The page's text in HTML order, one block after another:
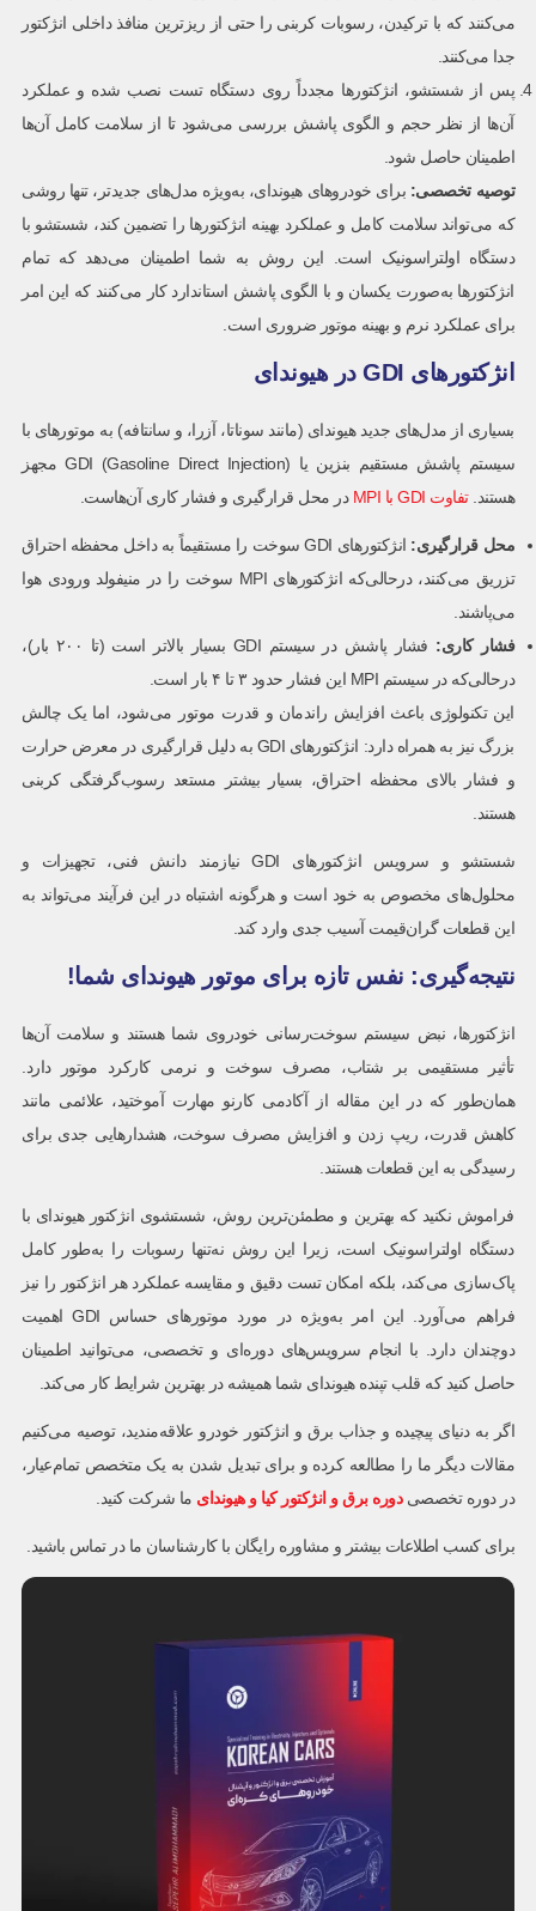
می‌کنند که با ترکیدن، رسوبات کربنی را حتی از ریزترین منافذ داخلی انژکتور
جدا می‌کنند.
پس از شستشو، انژکتورها مجدداً روی دستگاه تست نصب شده و عملکرد
آن‌ها از نظر حجم و الگوی پاشش بررسی می‌شود تا از سلامت کامل آن‌ها
اطمینان حاصل شود.
توصیه تخصصی: برای خودروهای هیوندای، به‌ویژه مدل‌های جدیدتر، تنها روشی
که می‌تواند سلامت کامل و عملکرد بهینه انژکتورها را تضمین کند، شستشو با
دستگاه اولتراسونیک است. این روش به شما اطمینان می‌دهد که تمام
انژکتورها به‌صورت یکسان و با الگوی پاشش استاندارد کار می‌کنند که این امر
برای عملکرد نرم و بهینه موتور ضروری است.
انژکتورهای GDI در هیوندای
بسیاری از مدل‌های جدید هیوندای (مانند سوناتا، آزرا، و سانتافه) به موتورهای با
سیستم پاشش مستقیم بنزین یا GDI (Gasoline Direct Injection) مجهز
هستند.تفاوت GDI با MPI در محل قرارگیری و فشار کاری آن‌هاست.
محل قرارگیری:
انژکتورهای GDI سوخت را مستقیماً به داخل محفظه احتراق
تزریق می‌کنند، درحالی‌که انژکتورهای MPI سوخت را در منیفولد ورودی هوا
می‌پاشند.
فشار کاری:
فشار پاشش در سیستم GDI بسیار بالاتر است (تا ۲۰۰ بار)،
درحالی‌که در سیستم MPI این فشار حدود ۳ تا ۴ بار است.
این تکنولوژی باعث افزایش راندمان و قدرت موتور می‌شود، اما یک چالش
بزرگ نیز به همراه دارد: انژکتورهای GDI به دلیل قرارگیری در معرض حرارت
و فشار بالای محفظه احتراق، بسیار بیشتر مستعد رسوب‌گرفتگی کربنی
هستند.
شستشو و سرویس انژکتورهای GDI نیازمند دانش فنی، تجهیزات و
محلول‌های مخصوص به خود است و هرگونه اشتباه در این فرآیند می‌تواند به
این قطعات گران‌قیمت آسیب جدی وارد کند.
نتیجه‌گیری: نفس تازه برای موتور هیوندای شما!
انژکتورها، نبض سیستم سوخت‌رسانی خودروی شما هستند و سلامت آن‌ها
تأثیر مستقیمی بر شتاب، مصرف سوخت و نرمی کارکرد موتور دارد.
همان‌طور که در این مقاله از آکادمی کارنو مهارت آموختید، علائمی مانند
کاهش قدرت، ریپ زدن و افزایش مصرف سوخت، هشدارهایی جدی برای
رسیدگی به این قطعات هستند.
فراموش نکنید که بهترین و مطمئن‌ترین روش، شستشوی انژکتور هیوندای با
دستگاه اولتراسونیک است، زیرا این روش نه‌تنها رسوبات را به‌طور کامل
پاک‌سازی می‌کند، بلکه امکان تست دقیق و مقایسه عملکرد هر انژکتور را نیز
فراهم می‌آورد. این امر به‌ویژه در مورد موتورهای حساس GDI اهمیت
دوچندان دارد. با انجام سرویس‌های دوره‌ای و تخصصی، می‌توانید اطمینان
حاصل کنید که قلب تپنده هیوندای شما همیشه در بهترین شرایط کار می‌کند.
اگر به دنیای پیچیده و جذاب برق و انژکتور خودرو علاقه‌مندید، توصیه می‌کنیم
مقالات دیگر ما را مطالعه کرده و برای تبدیل شدن به یک متخصص تمام‌عیار،
در دوره‌ تخصصیدوره برق و انژکتور کیا و هیوندای ما شرکت کنید.
برای کسب اطلاعات بیشتر و مشاوره رایگان با کارشناسان ما در تماس باشید.